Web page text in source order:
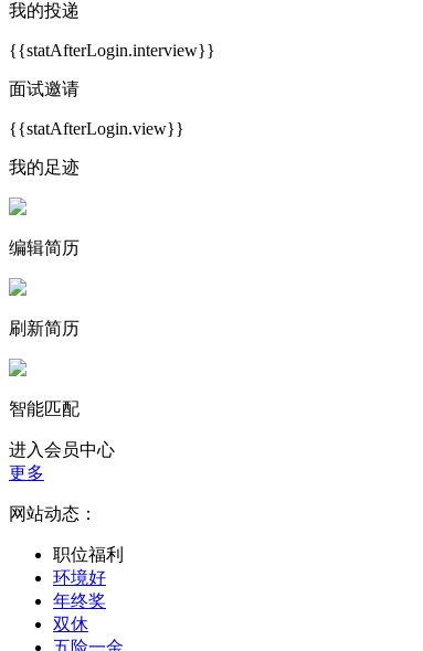
我的投递
{{statAfterLogin.interview}}
面试邀请
{{statAfterLogin.view}}
我的足迹
编辑简历
刷新简历
智能匹配
进入会员中心
更多
网站动态：
职位福利
环境好
年终奖
双休
五险一金